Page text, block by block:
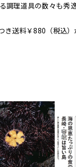
調理道具の数々も秀
き送料￥880（税込）